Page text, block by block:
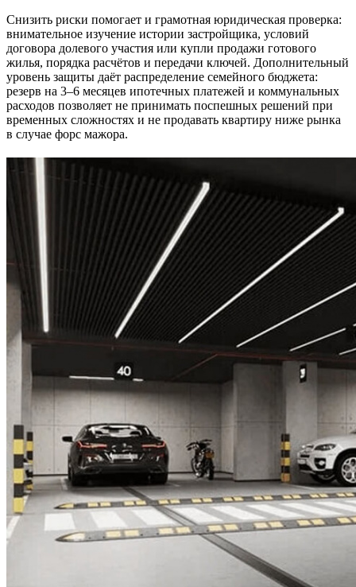
Снизить риски помогает и грамотная юридическая проверка:
внимательное изучение истории застройщика, условий
договора долевого участия или купли продажи готового
жилья, порядка расчётов и передачи ключей. Дополнительный
уровень защиты даёт распределение семейного бюджета:
резерв на 3–6 месяцев ипотечных платежей и коммунальных
расходов позволяет не принимать поспешных решений при
временных сложностях и не продавать квартиру ниже рынка
в случае форс мажора.